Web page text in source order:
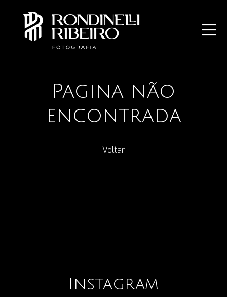
Pagina não
encontrada
Voltar
Instagram